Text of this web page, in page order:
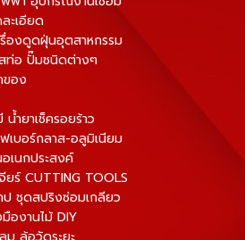
ะเอียด
องดูดฝุ่นอุตสาหกรรม
ท่อ ปั๊มชนิดต่างๆ
ของ
น้ำยาเช็ครอยร้าว
เบอร์กลาส-อลูมิเนียม
เนกประสงค์
ร์ CUTTING TOOLS
ชุดสปริงซ่อมเกลียว
องานไม้ DIY